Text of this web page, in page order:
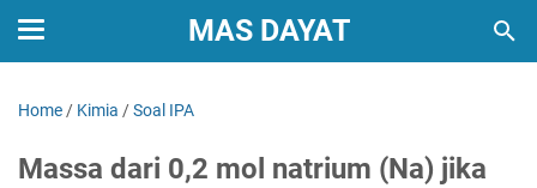
MAS DAYAT
Home / Kimia /Soal IPA
Massa dari 0,2 mol natrium (Na) jika